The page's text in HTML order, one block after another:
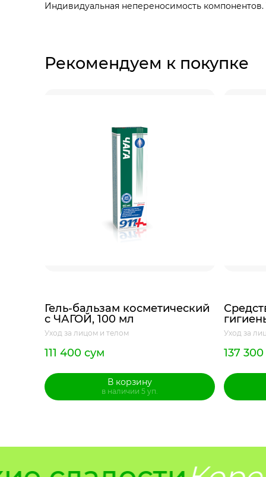
Индивидуальная непереносимость
Рекомендуем к покупке
Гель-бальзам косметический
с ЧАГОЙ, 100 мл
Уход за лицом и телом
111 400 сум
В корзину
в наличии 5 уп.
Уход за
137